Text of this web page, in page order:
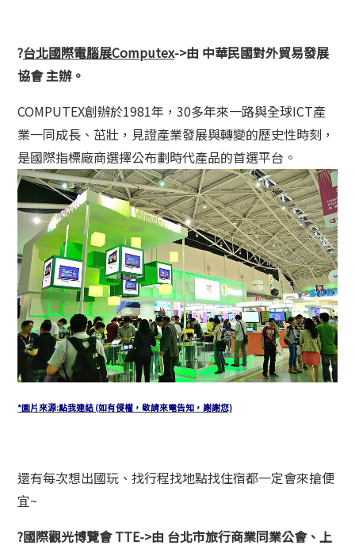
?台北國際電腦展Computex->由 中華民國對外貿易發展
協會 主辦。
COMPUTEX創辦於1981年，30多年來一路與全球ICT產
業一同成長、茁壯，見證產業發展與轉變的歷史性時刻，
是國際指標廠商選擇公布劃時代產品的首選平台。
*圖片來源:點我連結 (如有侵權，敬請來電告知，謝謝您)
還有每次想出國玩、找行程找地點找住宿都一定會來搶便
宜~
?國際觀光博覽會 TTE->由 台北市旅行商業同業公會、上